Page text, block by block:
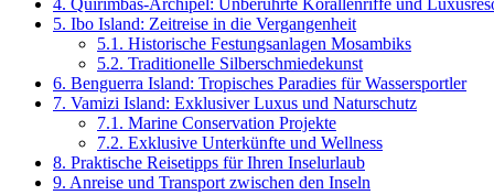
5. Ibo Island: Zeitreise in die Vergangenheit
5.1. Historische Festungsanlagen Mosambiks
5.2. Traditionelle Silberschmiedekunst
6. Benguerra Island: Tropisches Paradies für Wassersportler
7. Vamizi Island: Exklusiver Luxus und Naturschutz
7.1. Marine Conservation Projekte
7.2. Exklusive Unterkünfte und Wellness
8. Praktische Reisetipps für Ihren Inselurlaub
9. Anreise und Transport zwischen den Inseln